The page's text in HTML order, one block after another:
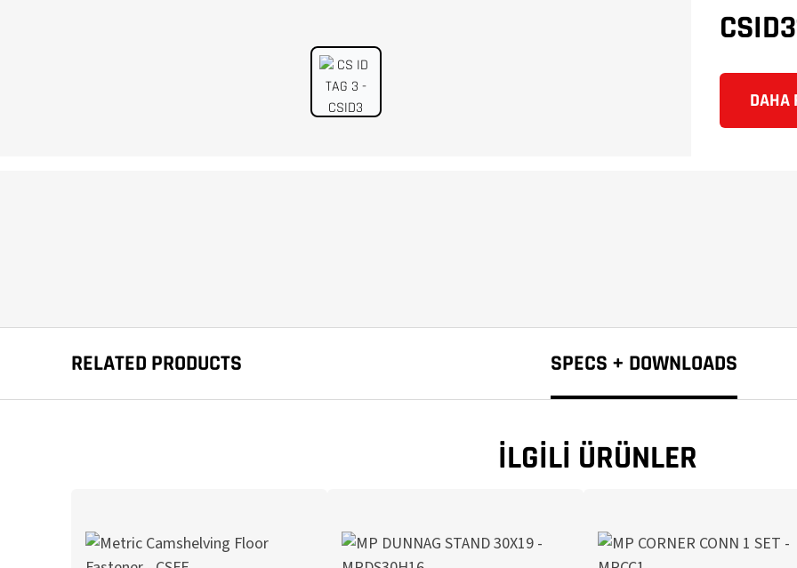
DAHA
RELATED PRODUCTS SPECS + DOWNLOADS
İLGILI ÜRÜNLER